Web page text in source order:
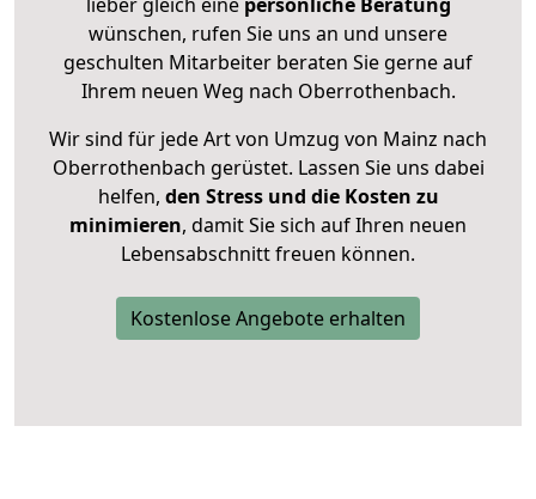
wünschen, rufen Sie uns an und unsere
geschulten Mitarbeiter beraten Sie gerne auf
Ihrem neuen Weg nach Oberrothenbach.
Wir sind für jede Art von Umzug von Mainz nach
Oberrothenbach gerüstet. Lassen Sie uns dabei
helfen, den Stress und die Kosten zu
minimieren, damit Sie sich auf Ihren neuen
Lebensabschnitt freuen können.
Kostenlose Angebote erhalten